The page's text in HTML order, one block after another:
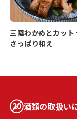
三陸わかめとカット
さっぱり和え
酒類の取扱い